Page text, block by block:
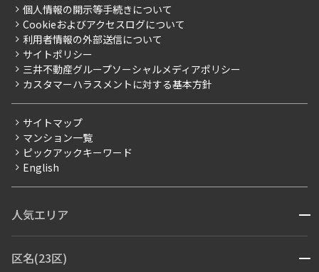
プレミアムマンション
新築
当社限定（港区・渋谷区）
当社限定（港区・渋谷区以外）
三井不動産企画
賃料改定
フリーレント
ペット可
ブランドマンション
よくあるご質問
社宅紹介
【仲介会社様向け】当社仲介事業部取り扱い物件入居申込
採用情報
ニュースリリース
お問い合わせ
個人情報の開示等手続きについて
Cookieおよびアクセスログについて
利用者情報の外部送信について
サイトポリシー
三井不動産グループソーシャルメディアポリシー
カスタマーハラスメントに対する基本方針
サイトマップ
マンション一覧
ピックアックキーワード
English
人気エリア 開閉
青山・表参道・原宿
区名(23区) 開閉